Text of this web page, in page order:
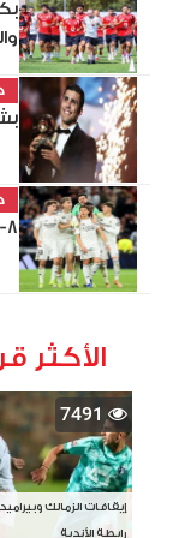
8-2026 والقنوات الناقلة
الأكثر
7491
إيقافات الزمالك
رابطة الأندية